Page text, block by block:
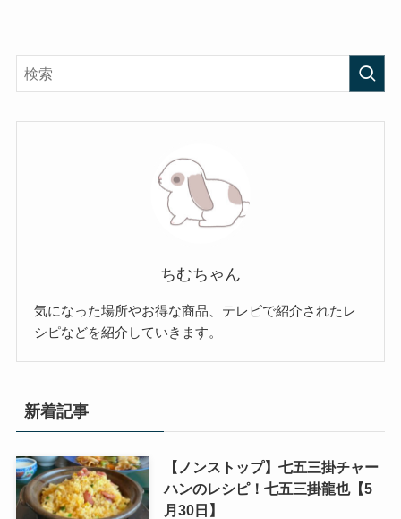
ちむちゃん
気になった場所やお得な商品、テレビで紹介されたレ
シピなどを紹介していきます。
新着記事
【ノンストップ】七五三掛チャー
ハンのレシピ！七五三掛龍也【5
月30日】